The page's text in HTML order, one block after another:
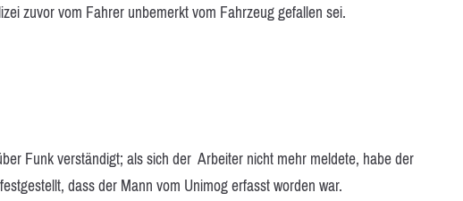
zuvor vom Fahrer unbemerkt vom Fahrzeug gefallen sei.
Funk verständigt; als sich der Arbeiter nicht mehr meldete, habe der
dass der Mann vom Unimog erfasst worden war.